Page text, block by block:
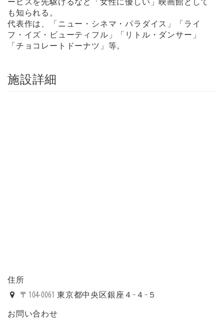
も知られる。
代表作は、「ニュー・シネマ・パラダイス」「ライ
フ・イズ・ビューティフル」「リトル・ダンサー」
「チョコレートドーナツ」等。
施設詳細
住所
〒104-0061 東京都中央区銀座４−４−５
お問い合わせ